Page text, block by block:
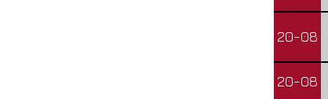
20-08
20-08